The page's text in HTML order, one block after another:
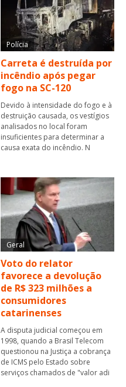
Polícia
Carreta é destruída por
incêndio após pegar
fogo na SC-120
Devido à intensidade do fogo e à
destruição causada, os vestígios
analisados no local foram
insuficientes para determinar a
causa exata do incêndio. N
Geral
Voto do relator
favorece a devolução
de R$ 323 milhões a
consumidores
catarinenses
A disputa judicial começou em
1998, quando a Brasil Telecom
questionou na Justiça a cobrança
de ICMS pelo Estado sobre
serviços chamados de "valor adi